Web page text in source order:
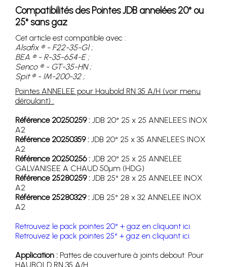
Compatibilités des Pointes JDB annelées 20° ou
25° sans gaz
Cet article est compatible avec :
Alsafix ® - F22-35-G1 ;
BEA ® - R-35-654-E ;
Senco ® - GT-35-HN ;
Spit ® - IM-200-32 ;
Pointes ANNELEE pour Haubold RN 35 A/H (voir menu
déroulant) :
Référence 20250259 : JDB 20° 25 x 25 ANNELEES INOX
A2
Référence 20250359 : JDB 20° 25 x 35 ANNELEES INOX
A2
Référence 20250256 : JDB 20° 25 x 25 ANNELEE
GALVANISEE A CHAUD 50µm (HDG)
Référence 25280259 : JDB 25° 28 x 25 ANNELEE INOX
A2
Référence 25280329 : JDB 25° 28 x 32 ANNELEE INOX
A2
Retrouvez le pack pointes 20° + gaz en cliquant ici
Retrouvez le pack pointes 25° + gaz en cliquant ici.
Application : Pattes de couverture à joints debout. Pour
HAUBOLD RN 35 A/H